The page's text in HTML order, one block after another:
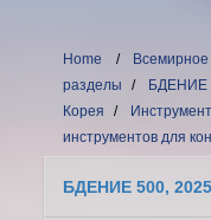
Home Всемирное
разделы
БДЕНИЕ
Корея
инструментов для
БДЕНИЕ 500,